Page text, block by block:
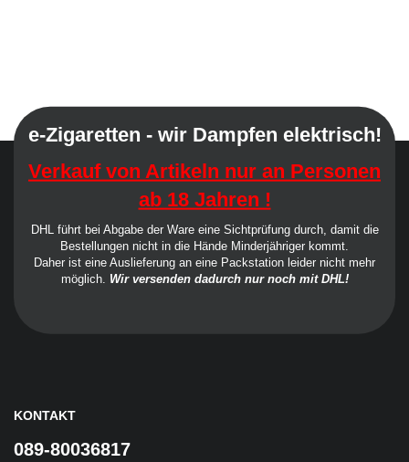
e-Zigaretten - wir Dampfen elektrisch!
Verkauf von Artikeln nur an Personen
ab 18 Jahren !
DHL führt bei Abgabe der Ware eine Sichtprüfung durch, damit die
Bestellungen nicht in die Hände Minderjähriger kommt.
Daher ist eine Auslieferung an eine Packstation leider nicht mehr
möglich. Wir versenden dadurch nur noch mit DHL!
KONTAKT
089-80036817